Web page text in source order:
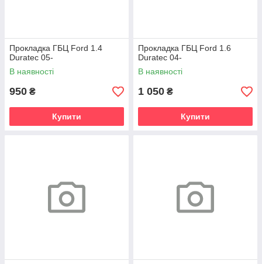
Прокладка ГБЦ Ford 1.4
Duratec 05-
В наявності
950 ₴
Купити
Прокладка ГБЦ Ford 1.6
Duratec 04-
В наявності
1 050 ₴
Купити